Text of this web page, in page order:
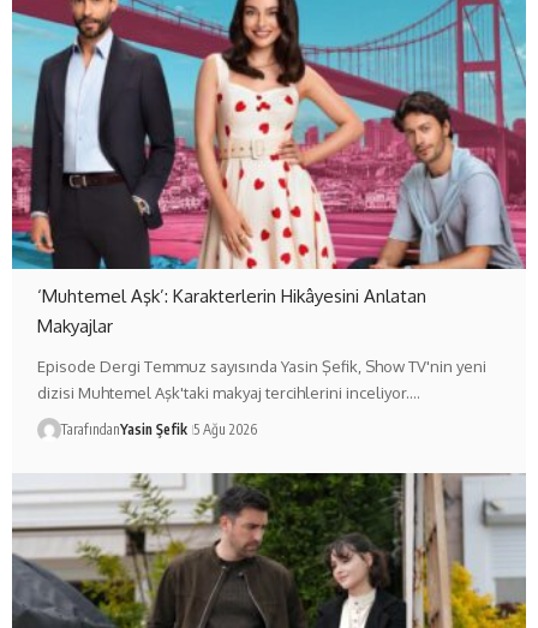
‘Muhtemel Aşk’: Karakterlerin Hikâyesini Anlatan
Makyajlar
Episode Dergi Temmuz sayısında Yasin Şefik, Show TV'nin yeni
dizisi Muhtemel Aşk'taki makyaj tercihlerini inceliyor.…
TarafındanYasin Şefik 5 Ağu 2026